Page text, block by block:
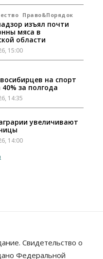
Право&Порядок
изъял почти
мяса в
области
15:00
на спорт
за полгода
14:35
увеличивают
14:00
машины на прикол»
13:00
Свидетельство о
Федеральной